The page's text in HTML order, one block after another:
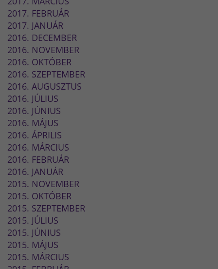
2017. FEBRUÁR
2017. JANUÁR
2016. DECEMBER
2016. NOVEMBER
2016. OKTÓBER
2016. SZEPTEMBER
2016. AUGUSZTUS
2016. JÚLIUS
2016. JÚNIUS
2016. MÁJUS
2016. ÁPRILIS
2016. MÁRCIUS
2016. FEBRUÁR
2016. JANUÁR
2015. NOVEMBER
2015. OKTÓBER
2015. SZEPTEMBER
2015. JÚLIUS
2015. JÚNIUS
2015. MÁJUS
2015. MÁRCIUS